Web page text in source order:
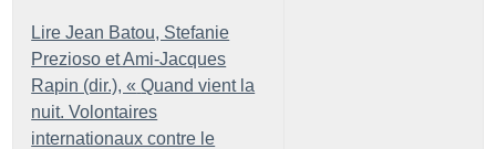
Lire Jean Batou, Stefanie
Prezioso et Ami-Jacques
Rapin (dir.), « Quand vient la
nuit. Volontaires
internationaux contre le